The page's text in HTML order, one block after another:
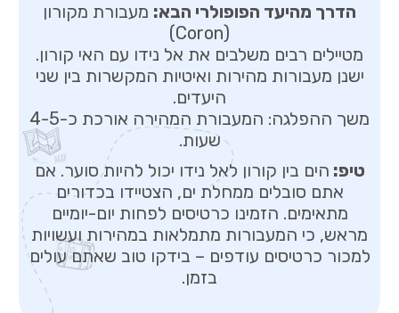
הדרך מהיעד הפופולרי הבא: מעבורת מקורון
(Coron)
מטיילים רבים משלבים את אל נידו עם האי קורון.
ישנן מעבורות מהירות ואיטיות המקשרות בין שני
היעדים.
משך ההפלגה: המעבורת המהירה אורכת כ-4-5
שעות.
טיפ: הים בין קורון לאל נידו יכול להיות סוער. אם
אתם סובלים ממחלת ים, הצטיידו בכדורים
מתאימים. הזמינו כרטיסים לפחות יום-יומיים
מראש, כי המעבורות מתמלאות במהירות ועשויות
למכור כרטיסים עודפים – בידקו טוב שאתם עולים
בזמן.